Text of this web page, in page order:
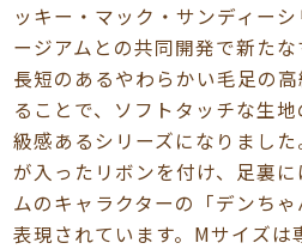
ッキー・マック・サンディー
ージアムとの共同開発で新たな
長短のあるやわらかい毛足の
ることで、ソフトタッチな生
級感あるシリーズになりまし
が入ったリボンを付け、足裏
ムのキャラクターの「デンち
表現されています。Mサイズは